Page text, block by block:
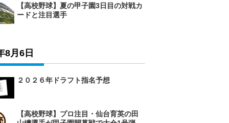
【高校野球】夏の甲子園3日目の対戦カ
ードと注目選手
8月6日
２０２６年ドラフト指名予想
【高校野球】プロ注目・仙台育英の田